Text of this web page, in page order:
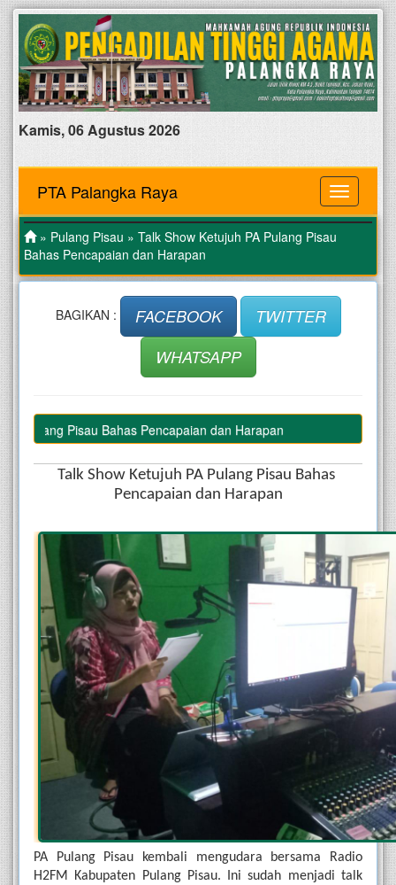
Kamis, 06 Agustus 2026
MENU
PTA Palangka Raya
» Pulang Pisau » Talk Show Ketujuh PA Pulang Pisau
Bahas Pencapaian dan Harapan
BAGIKAN : FACEBOOK
TWITTER
WHATSAPP
Pisau Bahas Pencapaian dan Harapan
Talk Show Ketujuh PA Pulang Pisau Bahas
Pencapaian dan Harapan
PA Pulang
Pisau kembali mengudara bersama Radio
H2FM Kabupaten Pulang Pisau. Ini sudah menjadi talk